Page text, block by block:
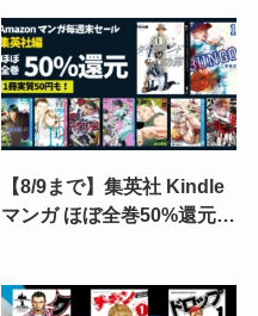
【8/9まで】集英社 Kindle
マンガ ほぼ全巻50%還元
ドの功罪／ドッグスレッド